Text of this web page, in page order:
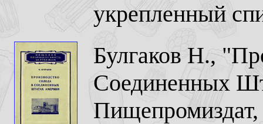
укрепленный
Булгаков Н.,
Соединенных